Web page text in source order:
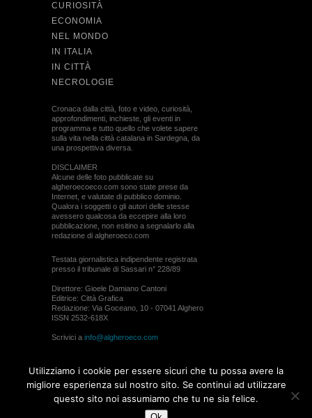
CURIOSITÀ
ECONOMIA
NEL MONDO
IN ITALIA
IN CITTÀ
NECROLOGIE
Cronaca dalla città, foto e video, curiosità,
approfondimenti, inchieste, gli eventi in
programma e tutto quello che volete sapere
sulla vita nella città catalana in Sardegna, da
una prospettiva diversa.
DISCLAIMER
Alcune delle foto pubblicate su
algheroecoeco.com sono state prese da
Internet, e valutate di pubblico dominio.
Qualora i soggetti o gli autori delle stesse
avessero qualcosa da eccepire alla loro
pubblicazione, non esitino a segnalarlo alla
redazione di algheroeco.com
Testata giornalistica indipendente registrata
presso il tribunale di Sassari n° 228/89
Direttore: Gioele Damiano Cantoni
Editrice: Città Grafica
Redazione: Via Goceano, 10 - 07041 Alghero
ISSN 2532-618X
Scrivici a info@algheroeco.com
© ALGHERO ECO Riproduzione solo con il
permesso di algheroeco.com
Utilizziamo i cookie per essere sicuri che tu possa avere la
migliore esperienza sul nostro sito. Se continui ad utilizzare
questo sito noi assumiamo che tu ne sia felice.